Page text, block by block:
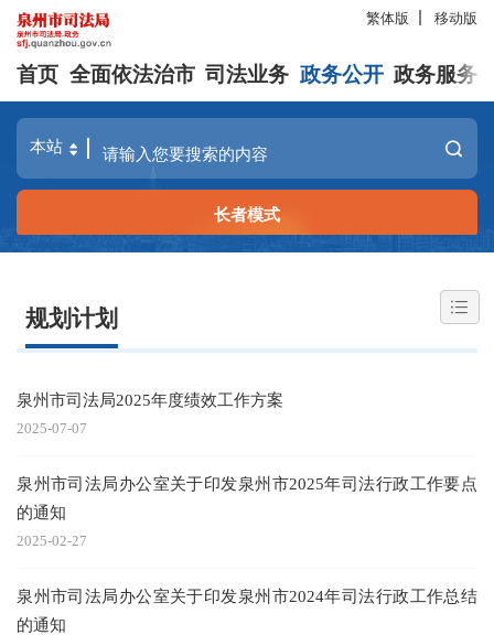
繁体版 移动版
首页 全面依法治市 司法业务 政务公开 政务服务
长者模式
规划计划
泉州市司法局2025年度绩效工作方案
2025-07-07
泉州市司法局办公室关于印发泉州市2025年司法行政工作要点
的通知
2025-02-27
泉州市司法局办公室关于印发泉州市2024年司法行政工作总结
的通知